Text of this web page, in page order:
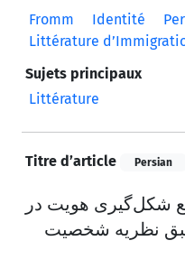
Fromm
Identité
Littérature
Sujets principaux
Littérature
Titre d’article Persian
شکل‌گیری هویت در
نظریه شخصیت